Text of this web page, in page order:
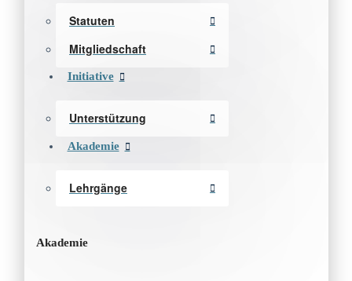
Statuten
Mitgliedschaft
Initiative
Unterstützung
Akademie
Lehrgänge
Akademie